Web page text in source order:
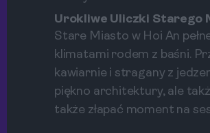
Urokliwe Uliczki Starego
Stare Miasto w Hoi An
klimatami rodem z baśni.
kawiarnie i stragany z
piękno architektury, ale
także złapać moment na